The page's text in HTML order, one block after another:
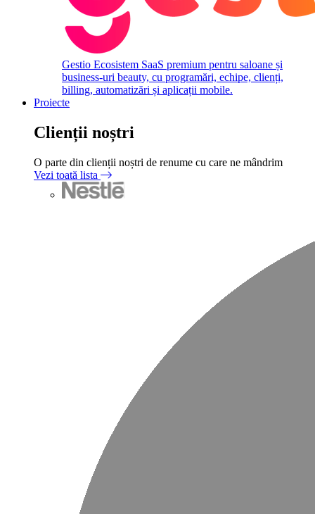
Gestio Ecosistem SaaS premium pentru saloane și
business-uri beauty, cu programări, echipe, clienți,
billing, automatizări și aplicații mobile.
Proiecte
Clienții noștri
O parte din clienții noștri de renume cu care ne mândrim
Vezi toată lista